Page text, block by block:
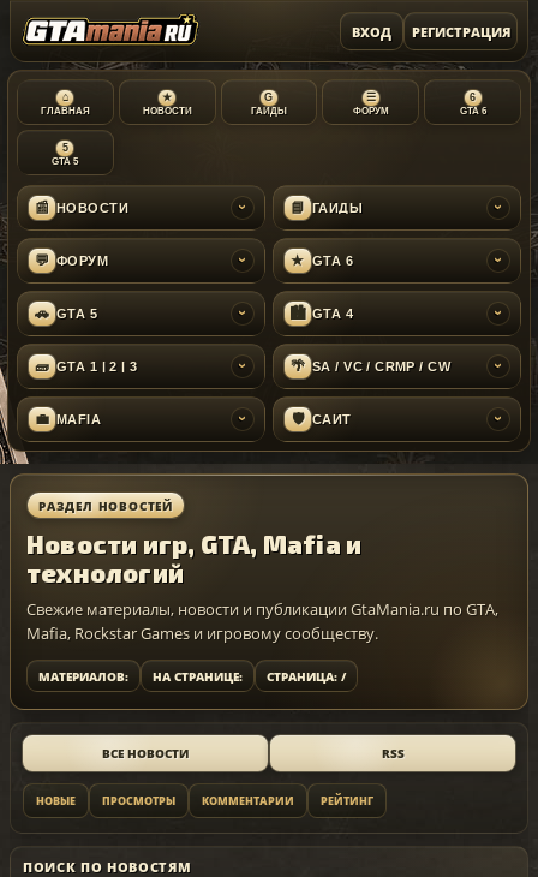
ВХОД РЕГИСТРАЦИЯ
⌂
ГЛАВНАЯ
★
НОВОСТИ
G
ГАЙДЫ
☰
ФОРУМ
6
GTA 6
5
GTA 5
📰 НОВОСТИ › 📘 ГАЙДЫ ›
💬 ФОРУМ › ★ GTA 6 ›
🚗 GTA 5 › 🏙 GTA 4 ›
🧱 GTA 1 | 2 | 3 › 🌴 SA / VC / CRMP / CW ›
💼 MAFIA › 🛡 САЙТ ›
РАЗДЕЛ НОВОСТЕЙ
Новости игр, GTA, Mafia и
технологий
Свежие материалы, новости и публикации GtaMania.ru по GTA,
Mafia, Rockstar Games и игровому сообществу.
МАТЕРИАЛОВ: НА СТРАНИЦЕ: СТРАНИЦА: /
ВСЕ НОВОСТИ RSS
НОВЫЕ ПРОСМОТРЫ КОММЕНТАРИИ РЕЙТИНГ
ПОИСК ПО НОВОСТЯМ